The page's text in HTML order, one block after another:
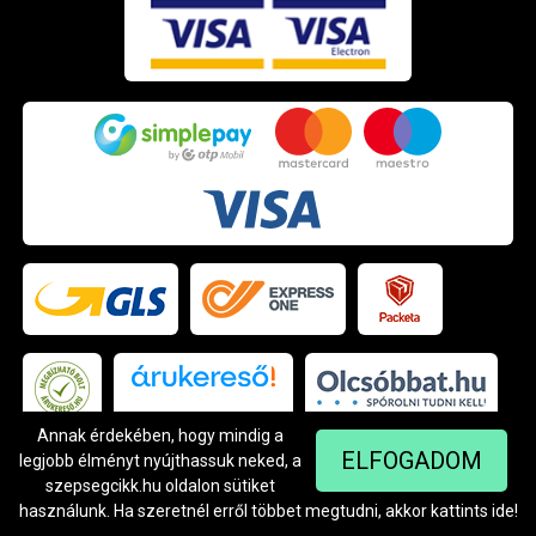
ELFOGADOM
Annak érdekében, hogy mindig a
legjobb élményt nyújthassuk neked, a
szepsegcikk.hu oldalon sütiket
használunk. Ha szeretnél erről többet megtudni, akkor kattints ide!